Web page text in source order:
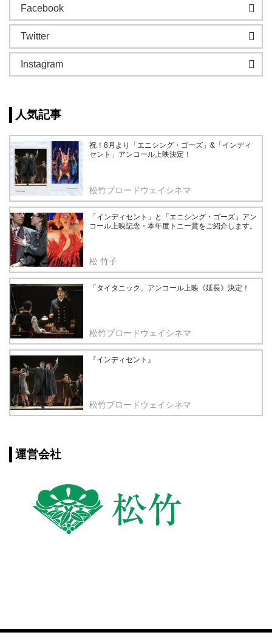
Facebook
Twitter
Instagram
人気記事
祝！8月より「エニシング・ゴーズ」&「インディ
セント」アンコール上映決定！
松竹ブロードウェイシネマ
「インディセント」と「エニシング・ゴーズ」アン
コール上映記念・本年度トニー賞をご紹介します。
松 竹子
「タイタニック」アンコール上映《延長》決定！
松竹ブロードウェイシネマ
『インディセント』
松竹ブロードウェイシネマ
運営会社